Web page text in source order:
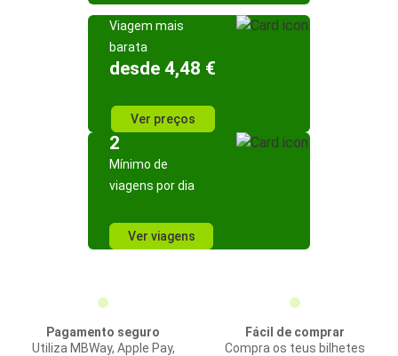
Viagem mais
barata
desde 4,48 €
Ver preços
2
Mínimo de
viagens por dia
Ver viagens
Pagamento seguro
Utiliza MBWay, Apple Pay,
Fácil de comprar
Compra os teus bilhetes